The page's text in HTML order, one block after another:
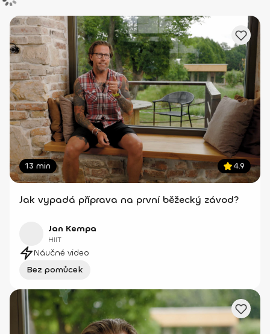
13 min 4.9
Jak vypadá příprava na první běžecký závod?
Jan Kempa
HIIT
Náučné video
Bez pomůcek